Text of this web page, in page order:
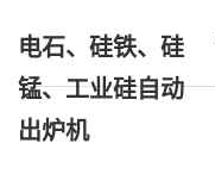
电石、硅铁、硅
锰、工业硅自动
出炉机